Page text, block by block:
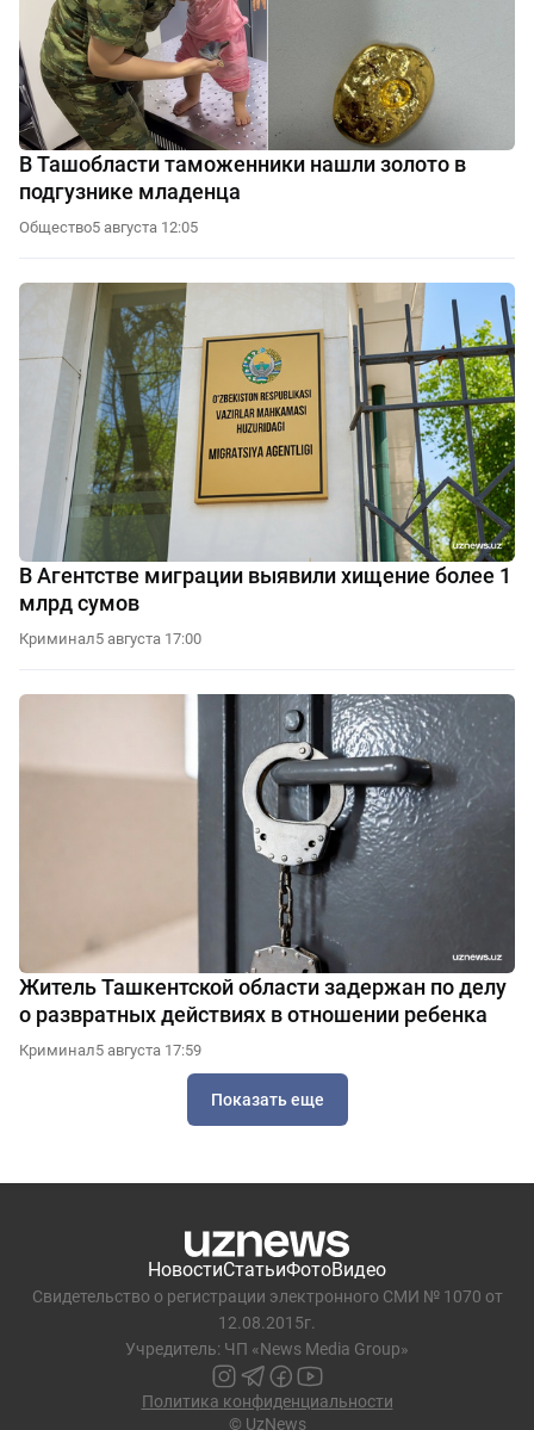
В Ташобласти таможенники нашли золото в
подгузнике младенца
Общество5 августа 12:05
В Агентстве миграции выявили хищение более 1
млрд сумов
Криминал5 августа 17:00
Житель Ташкентской области задержан по делу
о развратных действиях в отношении ребенка
Криминал5 августа 17:59
Показать еще
НовостиСтатьиФотоВидео
Свидетельство о регистрации электронного СМИ № 1070 от
12.08.2015г.
Учредитель: ЧП «News Media Group»
Политика конфиденциальности
© UzNews